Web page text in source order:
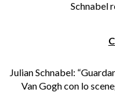
Schnabel
Julian Schnabel:
Van Gogh con lo